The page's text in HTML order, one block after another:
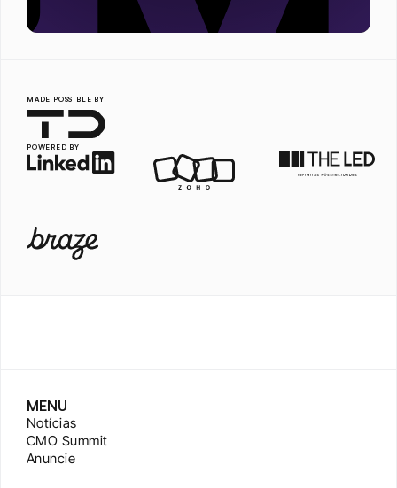
MADE POSSIBLE BY
POWERED BY
MENU
Notícias
CMO Summit
Anuncie